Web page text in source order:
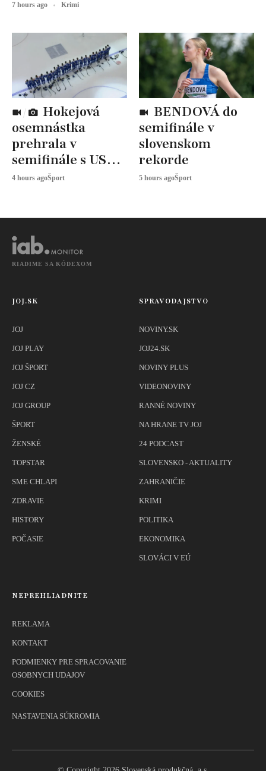
osemnástka
prehrala v
semifinále s USA,
zabojuje o BRONZ
4 hours agoŠport
semifinále v
slovenskom
rekorde
5 hours agoŠport
7 hours ago Krimi
RIADIME SA KÓDEXOM
JOJ.SK
JOJ
JOJ PLAY
JOJ ŠPORT
JOJ CZ
JOJ GROUP
ŠPORT
ŽENSKÉ
TOPSTAR
SME CHLAPI
ZDRAVIE
HISTORY
POČASIE
SPRAVODAJSTVO
NOVINY.SK
JOJ24.SK
NOVINY PLUS
VIDEONOVINY
RANNÉ NOVINY
NA HRANE TV JOJ
24 PODCAST
SLOVENSKO - AKTUALITY
ZAHRANIČIE
KRIMI
POLITIKA
EKONOMIKA
SLOVÁCI V EÚ
NEPREHLIADNITE
REKLAMA
KONTAKT
PODMIENKY PRE SPRACOVANIE
OSOBNYCH UDAJOV
COOKIES
NASTAVENIA SÚKROMIA